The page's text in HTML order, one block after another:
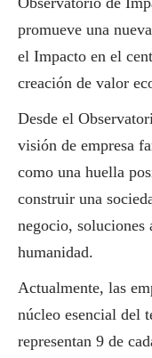
promueve una
el Impacto en el
creación de valor
Desde el
visión de empresa
como una huella
construir una
negocio, soluciones
humanidad.
Actualmente, las
núcleo esencial del
representan 9 de